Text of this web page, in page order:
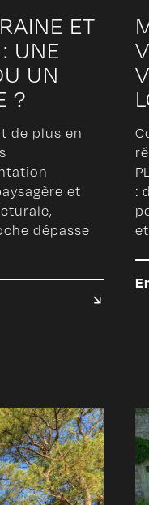
ET
UNE
UN
?
de plus en
et
dépasse
: